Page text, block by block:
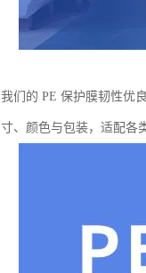
我们的 PE 保护膜韧性优
寸、颜色与包装，适配各